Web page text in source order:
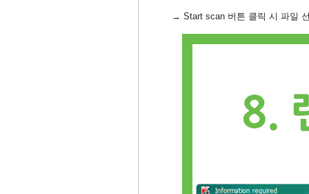
→ Start scan 버튼 클릭 시 파일